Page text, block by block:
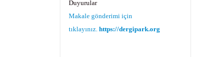
Makale gönderimi için
tıklayınız. https://dergipark.org.tr/tr/pub/teke